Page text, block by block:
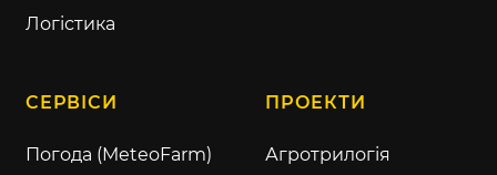
Логістика
СЕРВІСИ
Погода (MeteoFarm)
ПРОЕКТИ
Агротрилогія